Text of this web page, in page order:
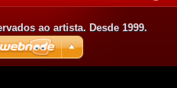
ao artista. Desde 1999.